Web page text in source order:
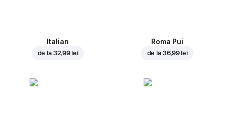
Italian
de la 32,99 lei
Roma Pui
de la 36,99 lei